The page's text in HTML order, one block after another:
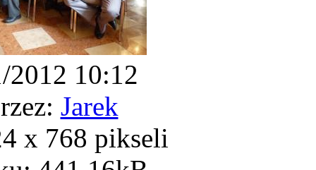
2012 10:12
Jarek
x 768 pikseli